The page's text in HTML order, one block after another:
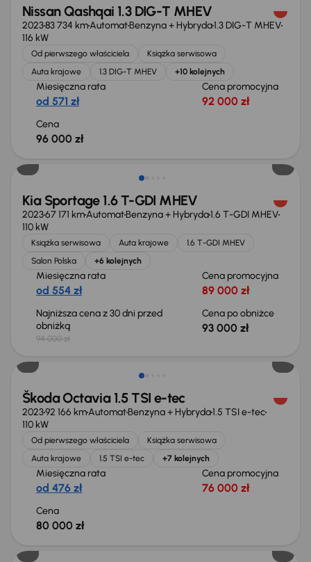
Nissan Qashqai 1.3 DIG-T MHEV
202383 734 kmAutomatBenzyna + Hybryda1.3 DIG-T MHEV
116 kW
Od pierwszego właściciela
Książka serwisowa
Auta krajowe
1.3 DIG-T MHEV +10 kolejnych
Miesięczna rata
od 571 zł
Cena promocyjna
92 000 zł
Cena
96 000 zł
Taniej o 1 000 zł
Kia Sportage 1.6 T-GDI MHEV
202367 171 kmAutomatBenzyna + Hybryda1.6 T-GDI MHEV
110 kW
Książka serwisowa Auta krajowe
1.6 T-GDI MHEV
Salon Polska
+6 kolejnych
Miesięczna rata
od 554 zł
Cena promocyjna
89 000 zł
Najniższa cena z 30 dni przed
obniżką
94 000 zł
Cena po obniżce
93 000 zł
Możliwość odliczenia VAT
Škoda Octavia 1.5 TSI e-tec
202392 166 kmAutomatBenzyna + Hybryda1.5 TSI e-tec
110 kW
Od pierwszego właściciela
Książka serwisowa
Auta krajowe
1.5 TSI e-tec +7 kolejnych
Miesięczna rata
od 476 zł
Cena promocyjna
76 000 zł
Cena
80 000 zł
Taniej o 700 zł